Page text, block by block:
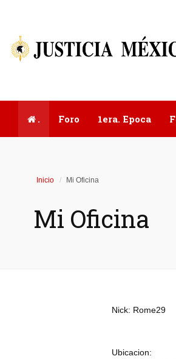
. Foro 1era. Epoca
Inicio Mi Oficina
Mi Oficina
Nick: Rome29
Ubicacion: